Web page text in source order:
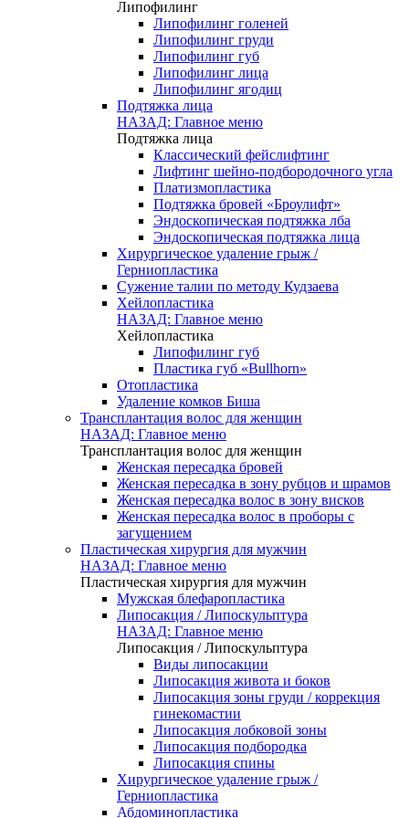
Липофилинг
Липофилинг голеней
Липофилинг груди
Липофилинг губ
Липофилинг лица
Липофилинг ягодиц
Подтяжка лица
НАЗАД: Главное меню
Подтяжка лица
Классический фейслифтинг
Лифтинг шейно-подбородочного угла
Платизмопластика
Подтяжка бровей «Броулифт»
Эндоскопическая подтяжка лба
Эндоскопическая подтяжка лица
Хирургическое удаление грыж /
Герниопластика
Сужение талии по методу Кудзаева
Хейлопластика
НАЗАД: Главное меню
Хейлопластика
Липофилинг губ
Пластика губ «Bullhorn»
Отопластика
Удаление комков Биша
Трансплантация волос для женщин
НАЗАД: Главное меню
Трансплантация волос для женщин
Женская пересадка бровей
Женская пересадка в зону рубцов и шрамов
Женская пересадка волос в зону висков
Женская пересадка волос в проборы с
загущением
Пластическая хирургия для мужчин
НАЗАД: Главное меню
Пластическая хирургия для мужчин
Мужская блефаропластика
Липосакция / Липоскульптура
НАЗАД: Главное меню
Липосакция / Липоскульптура
Виды липосакции
Липосакция живота и боков
Липосакция зоны груди / коррекция
гинекомастии
Липосакция лобковой зоны
Липосакция подбородка
Липосакция спины
Хирургическое удаление грыж /
Герниопластика
Абдоминопластика